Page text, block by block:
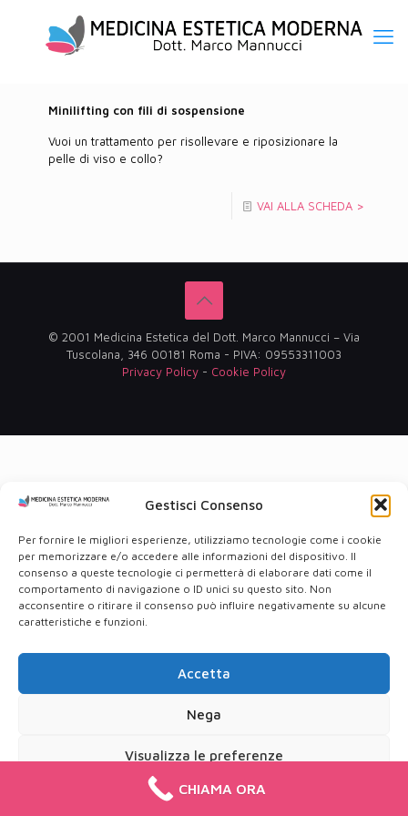
Gestisci Consenso
Per fornire le migliori esperienze, utilizziamo tecnologie come i cookie
per memorizzare e/o accedere alle informazioni del dispositivo. Il
consenso a queste tecnologie ci permetterà di elaborare dati come il
comportamento di navigazione o ID unici su questo sito. Non
acconsentire o ritirare il consenso può influire negativamente su alcune
caratteristiche e funzioni.
Accetta
Nega
Visualizza le preferenze
Cookie PolicyPrivacy Policy
Minilifting con fili di sospensione
Vuoi un trattamento per risollevare e riposizionare la
pelle di viso e collo?
VAI ALLA SCHEDA >
© 2001 Medicina Estetica del Dott. Marco Mannucci – Via
Tuscolana, 346 00181 Roma - PIVA: 09553311003
Privacy Policy - Cookie Policy
CHIAMA ORA